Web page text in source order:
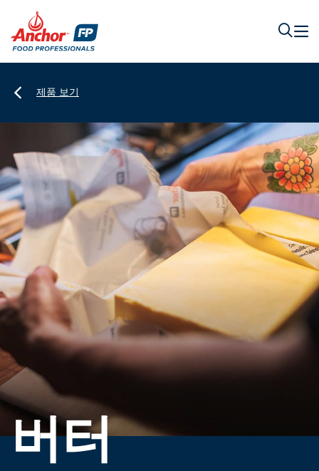
제품 보기
버터
앵커 푸드 프로페셔널 락틱버터
풍부한 풍미의 크리미한 버터로 베이커리와 요리 전반에 걸쳐 고객
만족을 높이고 맛과 향을 최대로 끌어올려보세요.
See More
앵커버터
휴대하기 편리한 소형 사이즈의 앵커버터는 모든 셰프의 필수품입
니다. 뉴질랜드에서 생산되어 믿을 수 있고, 요리의 풍미를 더해줍
니다.
제품 보기